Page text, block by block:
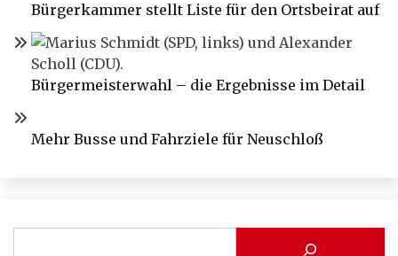
Bürgerkammer stellt Liste für den Ortsbeirat auf
Bürgermeisterwahl – die Ergebnisse im Detail
Mehr Busse und Fahrziele für Neuschloß